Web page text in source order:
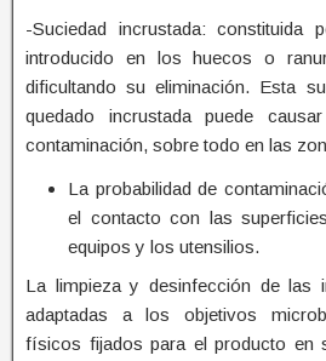
-Suciedad incrustada:
introducido en los huecos o
dificultando su eliminación. Esta
quedado incrustada puede
contaminación, sobre todo en las
La probabilidad de
el contacto con las
equipos y los utensilios.
La limpieza y desinfección de las
adaptadas a los objetivos
físicos fijados para el producto en